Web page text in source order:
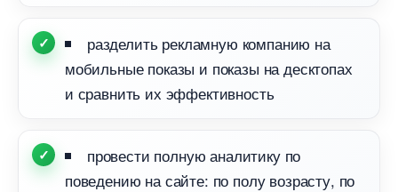
разделить рекламную компанию на
мобильные показы и показы на десктопах
и сравнить их эффективность
провести полную аналитику по
поведению на сайте: по полу возрасту, по